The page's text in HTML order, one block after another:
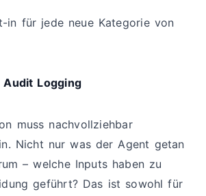
in für jede neue Kategorie von
Logging
muss nachvollziehbar
Nicht nur was der Agent getan
– welche Inputs haben zu
geführt? Das ist sowohl für